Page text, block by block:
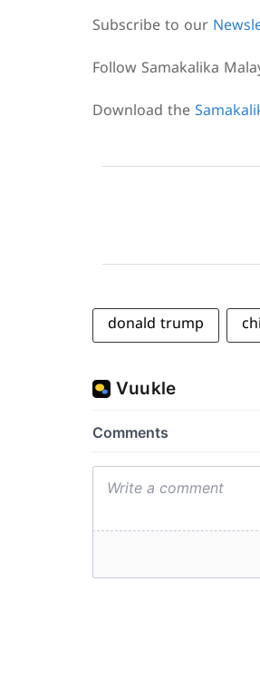
Subscribe to our
Follow Samakalika
Download the
donald trump